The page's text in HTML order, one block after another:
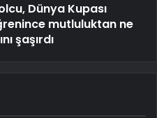
Dünya Kupası
mutluluktan ne
şaşırdı